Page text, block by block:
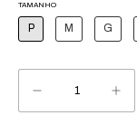
TAMANHO
P M G